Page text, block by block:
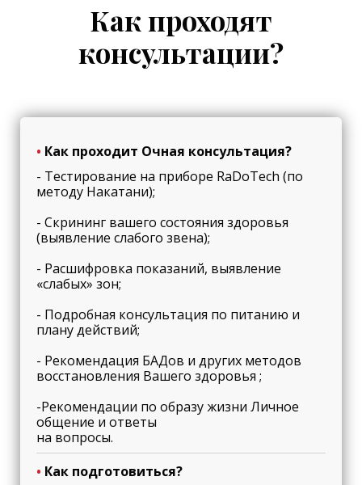
Как проходят
консультации?
• Как проходит Очная консультация?
- Тестирование на приборе RaDoTech (по
методу Накатани);
- Скрининг вашего состояния здоровья
(выявление слабого звена);
- Расшифровка показаний, выявление
«слабых» зон;
- Подробная консультация по питанию и
плану действий;
- Рекомендация БАДов и других методов
восстановления Вашего здоровья ;
-Рекомендации по образу жизни Личное
общение и ответы
на вопросы.
• Как подготовиться?